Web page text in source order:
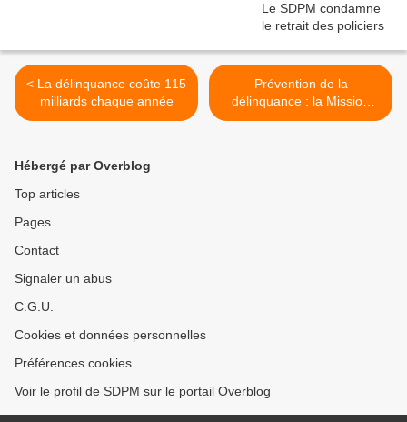
< La délinquance coûte 115
milliards chaque année
Prévention de la
délinquance : la Mission
d’évaluation bientôt
Hébergé par Overblog
Top articles
Pages
Contact
Signaler un abus
C.G.U.
Cookies et données personnelles
Préférences cookies
Voir le profil de SDPM sur le portail Overblog